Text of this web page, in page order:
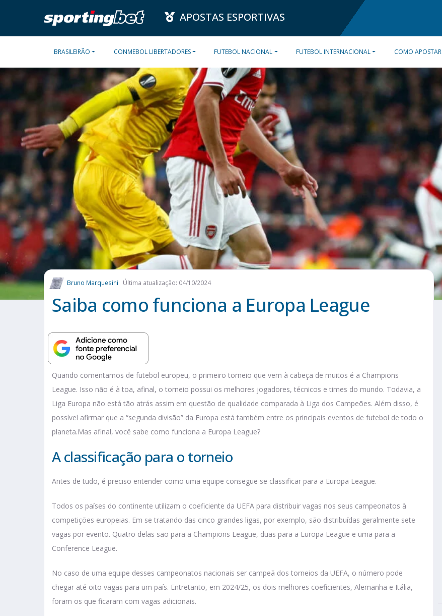
APOSTAS ESPORTIVAS
BRASILEIRÃO CONMEBOL LIBERTADORES FUTEBOL NACIONAL FUTEBOL INTERNACIONAL COMO APOSTAR
Bruno Marquesini Última atualização: 04/10/2024
Saiba como funciona a Europa League
Quando comentamos de futebol europeu, o primeiro torneio que vem à cabeça de muitos é a Champions
League. Isso não é à toa, afinal, o torneio possui os melhores jogadores, técnicos e times do mundo. Todavia, a
Liga Europa não está tão atrás assim em questão de qualidade comparada à Liga dos Campeões. Além disso, é
possível afirmar que a “segunda divisão” da Europa está também entre os principais eventos de futebol de todo o
planeta.Mas afinal, você sabe como funciona a Europa League?
A classificação para o torneio
Antes de tudo, é preciso entender como uma equipe consegue se classificar para a Europa League.
Todos os países do continente utilizam o coeficiente da UEFA para distribuir vagas nos seus campeonatos à
competições europeias. Em se tratando das cinco grandes ligas, por exemplo, são distribuídas geralmente sete
vagas por evento. Quatro delas são para a Champions League, duas para a Europa League e uma para a
Conference League.
No caso de uma equipe desses campeonatos nacionais ser campeã dos torneios da UEFA, o número pode
chegar até oito vagas para um país. Entretanto, em 2024/25, os dois melhores coeficientes, Alemanha e Itália,
foram os que ficaram com vagas adicionais.